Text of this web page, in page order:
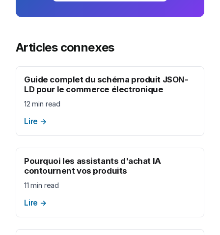
Articles connexes
Guide complet du schéma produit JSON-
LD pour le commerce électronique
12 min read
Lire →
Pourquoi les assistants d'achat IA
contournent vos produits
11 min read
Lire →